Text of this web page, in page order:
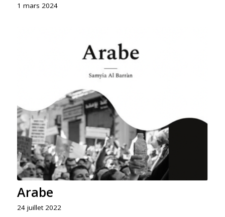
1 mars 2024
Arabe
24 juillet 2022